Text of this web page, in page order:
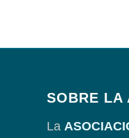
SOBRE LA
La